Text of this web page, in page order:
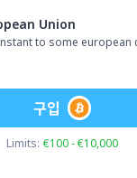
Union
to some european
Limits: €100 - €10,000
구입